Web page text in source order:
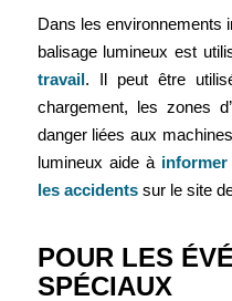
Dans les environnements
balisage lumineux est
travail . Il peut être
chargement, les zones
danger liées aux
lumineux aide à
les accidentssur le site
POUR LES
SPÉCIAUX